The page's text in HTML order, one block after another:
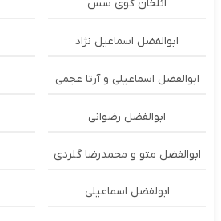
ائلخان گوی سس
ابوالفضل اسماعیل نژاد
ابوالفضل اسماعیلی و آرتا عجمی
ابوالفضل رضوانی
ابوالفضل متو و محمدرضا گلردی
ابولفضل اسماعیلی